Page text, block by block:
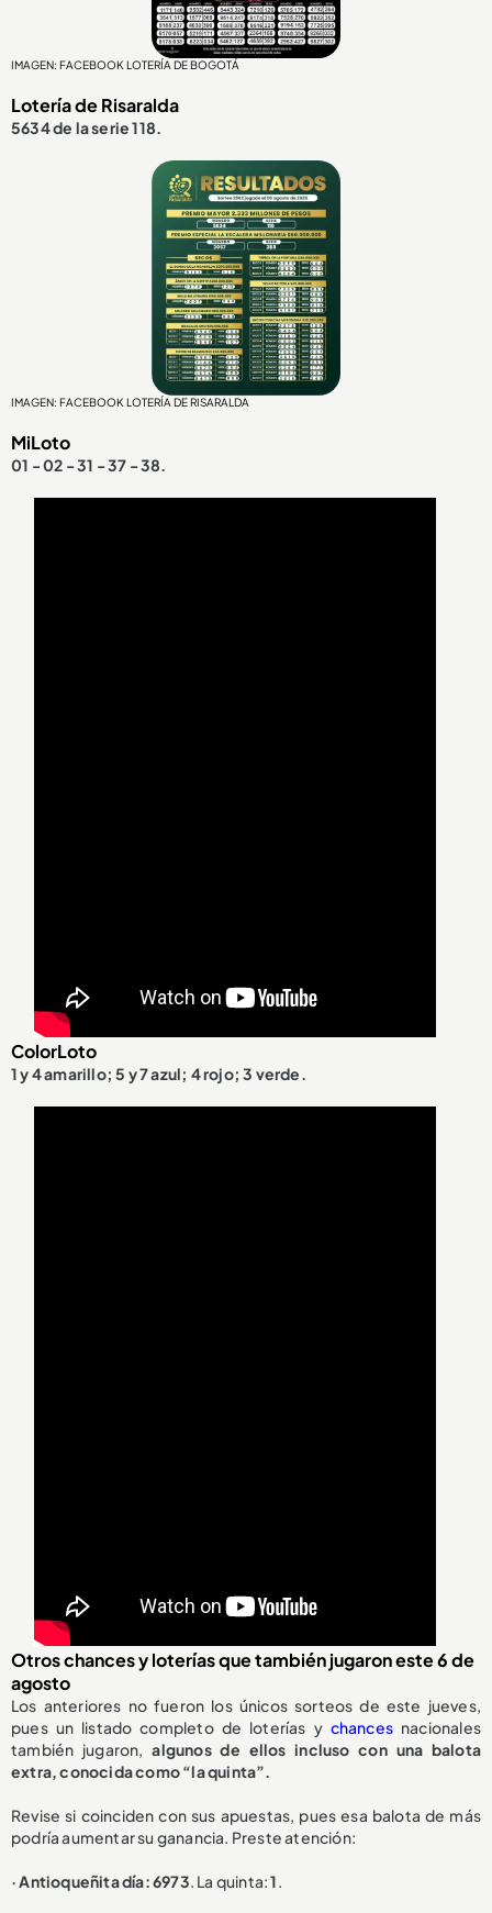
IMAGEN: FACEBOOK LOTERÍA DE BOGOTÁ
Lotería de Risaralda
5634 de la serie 118.
IMAGEN: FACEBOOK LOTERÍA DE RISARALDA
MiLoto
01 - 02 - 31 - 37 - 38.
ColorLoto
1 y 4 amarillo; 5 y 7 azul; 4 rojo; 3 verde.
Otros chances y loterías que también jugaron este 6 de
agosto
Los anteriores no fueron los únicos sorteos de este jueves,
pues un listado completo de loterías y chances nacionales
también jugaron,algunos de ellos incluso con una balota
extra, conocida como “la quinta”.
Revise si coinciden con sus apuestas, pues esa balota de más
podría aumentar su ganancia. Preste atención:
· Antioqueñita día: 6973. La quinta:1.